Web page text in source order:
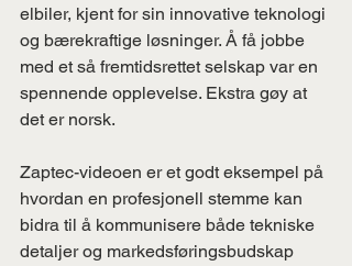
elbiler, kjent for sin innovative teknologi
og bærekraftige løsninger. Å få jobbe
med et så fremtidsrettet selskap var en
spennende opplevelse. Ekstra gøy at
det er norsk.
Zaptec-videoen er et godt eksempel på
hvordan en profesjonell stemme kan
bidra til å kommunisere både tekniske
detaljer og markedsføringsbudskap